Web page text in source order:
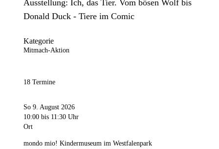
Ausstellung: Ich, das Tier. Vom bösen Wolf bis
Donald Duck - Tiere im Comic
Kategorie
Mitmach-Aktion
18 Termine
So 9. August 2026
10:00 bis 11:30 Uhr
Ort
mondo mio! Kindermuseum im Westfalenpark